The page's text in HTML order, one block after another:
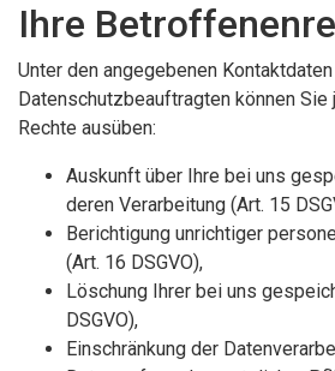
Ihre
Unter den angegebenen
Datenschutzbeauftragten können
Rechte ausüben:
Auskunft über Ihre bei uns
deren Verarbeitung (Art. 15
Berichtigung unrichtiger
(Art. 16 DSGVO),
Löschung Ihrer bei uns
DSGVO),
Einschränkung der